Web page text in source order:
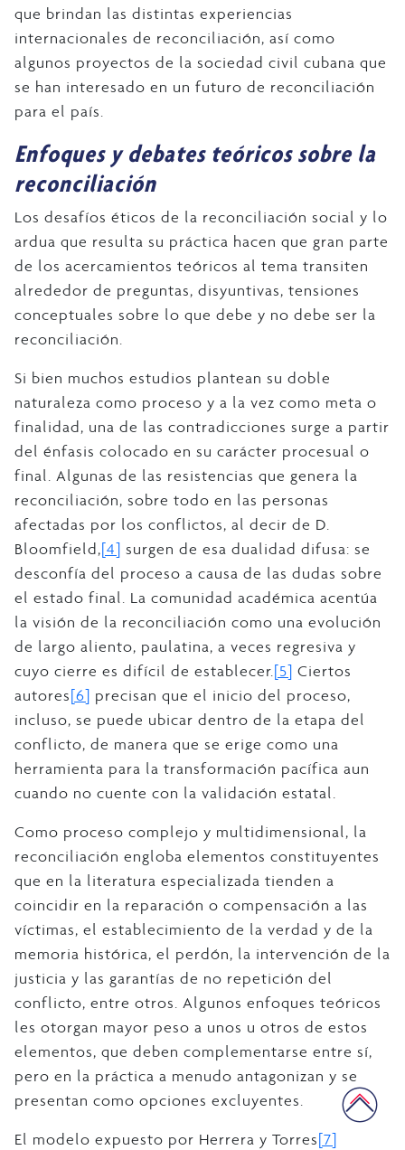
que brindan las distintas experiencias
internacionales de reconciliación, así como
algunos proyectos de la sociedad civil cubana que
se han interesado en un futuro de reconciliación
para el país.
Enfoques y debates teóricos sobre la
reconciliación
Los desafíos éticos de la reconciliación social y lo
ardua que resulta su práctica hacen que gran parte
de los acercamientos teóricos al tema transiten
alrededor de preguntas, disyuntivas, tensiones
conceptuales sobre lo que debe y no debe ser la
reconciliación.
Si bien muchos estudios plantean su doble
naturaleza como proceso y a la vez como meta o
finalidad, una de las contradicciones surge a partir
del énfasis colocado en su carácter procesual o
final. Algunas de las resistencias que genera la
reconciliación, sobre todo en las personas
afectadas por los conflictos, al decir de D.
Bloomfield,[4] surgen de esa dualidad difusa: se
desconfía del proceso a causa de las dudas sobre
el estado final. La comunidad académica acentúa
la visión de la reconciliación como una evolución
de largo aliento, paulatina, a veces regresiva y
cuyo cierre es difícil de establecer.[5] Ciertos
autores[6] precisan que el inicio del proceso,
incluso, se puede ubicar dentro de la etapa del
conflicto, de manera que se erige como una
herramienta para la transformación pacífica aun
cuando no cuente con la validación estatal.
Como proceso complejo y multidimensional, la
reconciliación engloba elementos constituyentes
que en la literatura especializada tienden a
coincidir en la reparación o compensación a las
víctimas, el establecimiento de la verdad y de la
memoria histórica, el perdón, la intervención de la
justicia y las garantías de no repetición del
conflicto, entre otros. Algunos enfoques teóricos
les otorgan mayor peso a unos u otros de estos
elementos, que deben complementarse entre sí,
pero en la práctica a menudo antagonizan y se
presentan como opciones excluyentes.
El modelo expuesto por Herrera y Torres[7]